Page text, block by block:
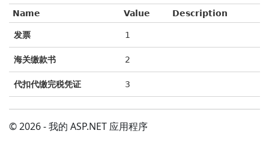
Name Value Description
发票 1
海关缴款书 2
代扣代缴完税凭证 3
© 2026 - 我的 ASP.NET 应用程序